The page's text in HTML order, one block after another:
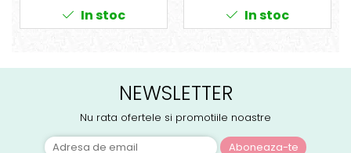
In stoc In stoc
NEWSLETTER
Nu rata ofertele si promotiile noastre